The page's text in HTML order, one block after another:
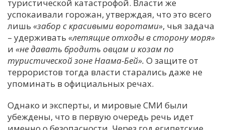
туристической катастрофой. Власти же
успокаивали горожан, утверждая, что это всего
лишь «забор с красивыми воротами», чья задача
– удерживать «летящие отходы в сторону моря»
и «не давать бродить овцам и козам по
туристической зоне Наама-Бей». О защите от
террористов тогда власти старались даже не
упоминать в официальных речах.
Однако и эксперты, и мировые СМИ были
убеждены, что в первую очередь речь идет